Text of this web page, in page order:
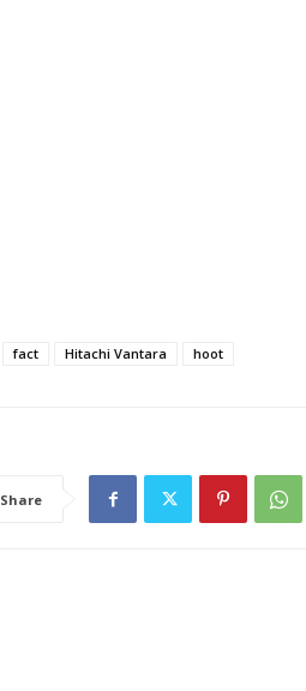
fact Hitachi Vantara hoot
Share